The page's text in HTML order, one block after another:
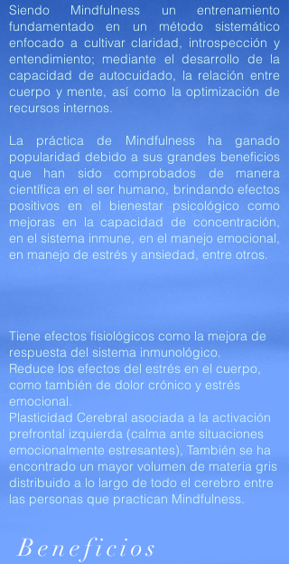
Siendo Mindfulness un entrenamiento
fundamentado en un método sistemático
enfocado a cultivar claridad, introspección y
entendimiento; mediante el desarrollo de la
capacidad de autocuidado, la relación entre
cuerpo y mente, así como la optimización de
recursos internos.
La práctica de Mindfulness ha ganado
popularidad debido a sus grandes beneficios
que han sido comprobados de manera
científica en el ser humano, brindando efectos
positivos en el bienestar psicológico como
mejoras en la capacidad de concentración,
en el sistema inmune, en el manejo emocional,
en manejo de estrés y ansiedad, entre otros.
Tiene efectos fisiológicos como la mejora de
respuesta del sistema inmunológico.
Reduce los efectos del estrés en el cuerpo,
como también de dolor crónico y estrés
emocional.
Plasticidad Cerebral asociada a la activación
prefrontal izquierda (calma ante situaciones
emocionalmente estresantes), También se ha
encontrado un mayor volumen de materia gris
distribuido a lo largo de todo el cerebro entre
las personas que practican Mindfulness.
Beneficios